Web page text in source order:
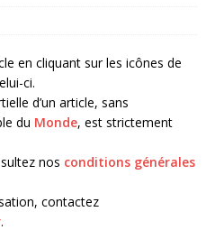
en cliquant sur les icônes de
ci.
d’un article, sans
du Monde, est strictement
nos conditions générales
contactez
.